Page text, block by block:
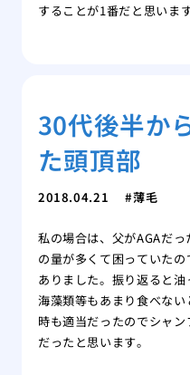
することが1番だと思います
30代後半か
た頭頂部
2018.04.21 薄毛
私の場合は、父がAGAだ
の量が多くて困っていた
ありました。振り返ると
海藻類等もあまり食べな
時も適当だったのでシャ
だったと思います。